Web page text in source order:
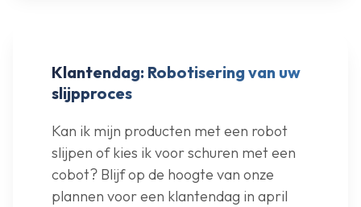
Klantendag: Robotisering van uw
slijpproces
Kan ik mijn producten met een robot
slijpen of kies ik voor schuren met een
cobot? Blijf op de hoogte van onze
plannen voor een klantendag in april